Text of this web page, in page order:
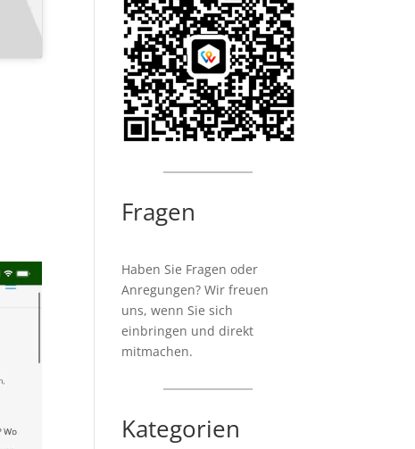
Fragen
Haben Sie Fragen oder
Anregungen? Wir freuen
uns, wenn Sie sich
einbringen und direkt
mitmachen.
Kategorien